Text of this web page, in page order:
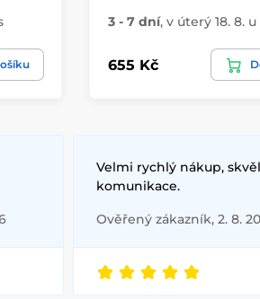
3 - 7 dní, v úterý 18. 8. u
655 Kč
Velmi rychlý nákup,
komunikace.
Ověřený zákazník, 2. 8.